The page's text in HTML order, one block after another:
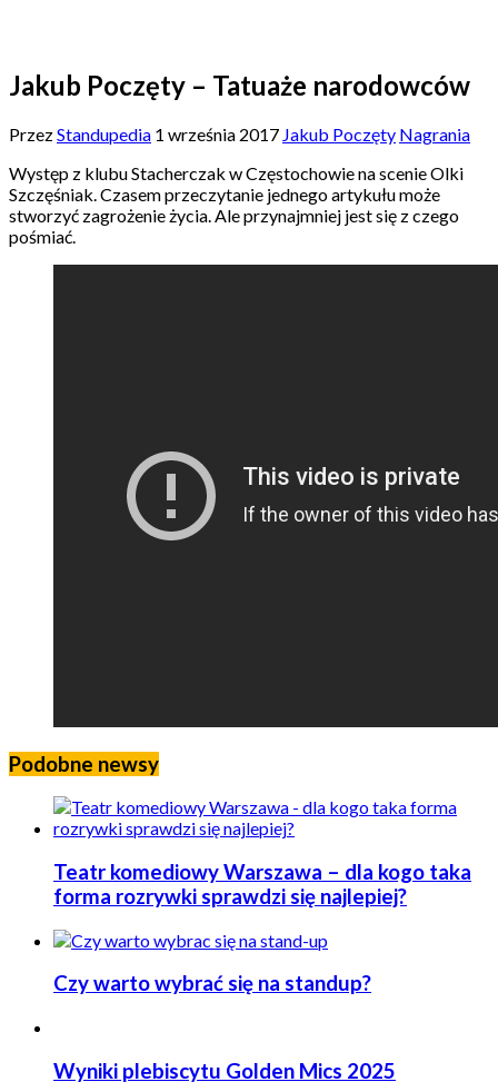
Jakub Poczęty – Tatuaże narodowców
PrzezStandupedia 1 września 2017 Jakub Poczęty Nagrania
Występ z klubu Stacherczak w Częstochowie na scenie Olki
Szczęśniak. Czasem przeczytanie jednego artykułu może
stworzyć zagrożenie życia. Ale przynajmniej jest się z czego
pośmiać.
Podobne newsy
Teatr komediowy Warszawa – dla kogo taka
forma rozrywki sprawdzi się najlepiej?
Czy warto wybrać się na standup?
Wyniki plebiscytu Golden Mics 2025